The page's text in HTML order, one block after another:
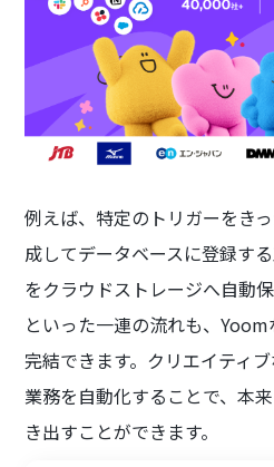
例えば、特定のトリガーをき
成してデータベースに登録す
をクラウドストレージへ自動
といった一連の流れも、
完結できます。クリエイティ
業務を自動化することで、本
き出すことができます。